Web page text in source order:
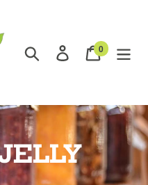
Search Log inCart
0items